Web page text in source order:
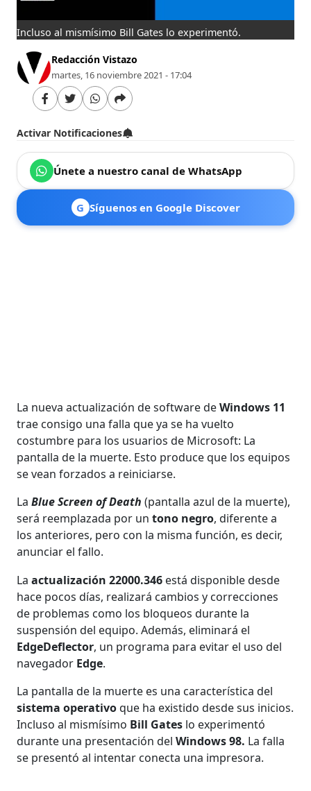
Incluso al mismísimo Bill Gates lo experimentó.
Redacción Vistazo
martes, 16 noviembre 2021 - 17:04
Activar Notificaciones
Únete a nuestro canal de WhatsApp
G Síguenos en Google Discover
La nueva actualización de software deWindows 11
trae consigo una falla que ya se ha vuelto
costumbre para los usuarios de Microsoft: La
pantalla de la muerte. Esto produce que los equipos
se vean forzados a reiniciarse.
LaBlue Screen of Death (pantalla azul de la muerte),
será reemplazada por untono negro, diferente a
los anteriores, pero con la misma función, es decir,
anunciar el fallo.
Laactualización 22000.346 está disponible desde
hace pocos días, realizará cambios y correcciones
de problemas como los bloqueos durante la
suspensión del equipo. Además, eliminará el
EdgeDeflector, un programa para evitar el uso del
navegador Edge.
La pantalla de la muerte es una característica del
sistema operativoque ha existido desde sus inicios.
Incluso al mismísimo Bill Gates lo experimentó
durante una presentación delWindows 98. La falla
se presentó al intentar conecta una impresora.